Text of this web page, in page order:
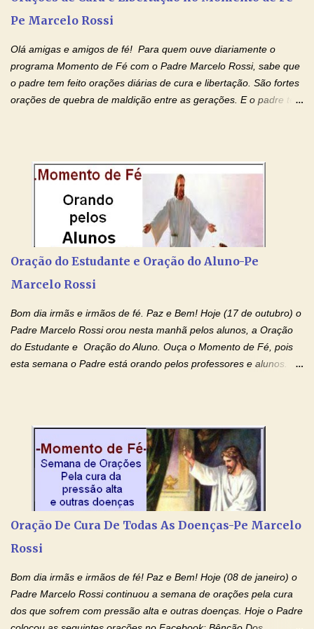
Pe Marcelo Rossi
Olá amigas e amigos de fé! Para quem ouve diariamente o
programa Momento de Fé com o Padre Marcelo Rossi, sabe que
o padre tem feito orações diárias de cura e libertação. São fortes
orações de quebra de maldição entre as gerações. E o padre tem
por estas valiosas orações. Tenham um lindo fim de semana na
paz de Jesus Cristo e no amor de Maria Santíssima. Adriana-
Devoção e Fé Clique para acessar: Facebook Padre Marcelo
Rossi Site Padre Marcelo Rossi (para ouvir o Momento de Fé)
Tocai, Cura! E Restaura! "Jesus, no poder de Seu Nome, peço
gerações, através de todas as raízes da minha árvore
genealógica. Que o Sangue de Jesus, purificador e vivificante,
Oração do Estudante e Oração do Aluno-Pe
Marcelo Rossi
Bom dia irmãs e irmãos de fé. Paz e Bem! Hoje (17 de outubro) o
Padre Marcelo Rossi orou nesta manhã pelos alunos, a Oração
do Estudante e Oração do Aluno. Ouça o Momento de Fé, pois
esta semana o Padre está orando pelos professores e alunos.
intelectualmente e espiritualmente para o dia da prova. Confie no
amor Ágape de Jesus e no amor materno de Nossa Senhora.
Fique com a paz de Jesus e o amor de Maria! Adriana-Devoção e
Fé Oração do Estudante I Senhor, eu sou estudante, e por sinal,
inteligente. Prova isto é o fato de eu estar aqui, conversando com
de estudar. Mas, como o Senhor sabe, a vida de estudante nem
sempre é fácil. A rotina cansa e o aprender exige uma série de
Oração De Cura De Todas As Doenças-Pe Marcelo
Rossi
Bom dia irmãs e irmãos de fé! Paz e Bem! Hoje (08 de janeiro) o
Padre Marcelo Rossi continuou a semana de orações pela cura
dos que sofrem com pressão alta e outras doenças. Hoje o Padre